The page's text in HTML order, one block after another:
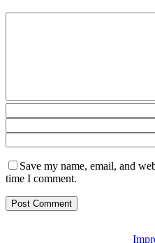
Save my name, email, and
time I comment.